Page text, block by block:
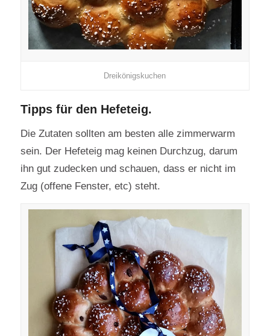
Dreikönigskuchen
Tipps für den Hefeteig.
Die Zutaten sollten am besten alle zimmerwarm
sein. Der Hefeteig mag keinen Durchzug, darum
ihn gut zudecken und schauen, dass er nicht im
Zug (offene Fenster, etc) steht.